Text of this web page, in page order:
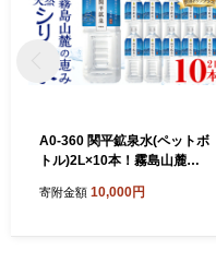
A0-360 関平鉱泉水(ペットボ
トル)2L×10本！霧島山麓の
水♪美容と健康のミネラル成
寄附金額 10,000円